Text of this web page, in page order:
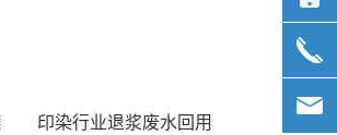
印染行业退浆废水回用